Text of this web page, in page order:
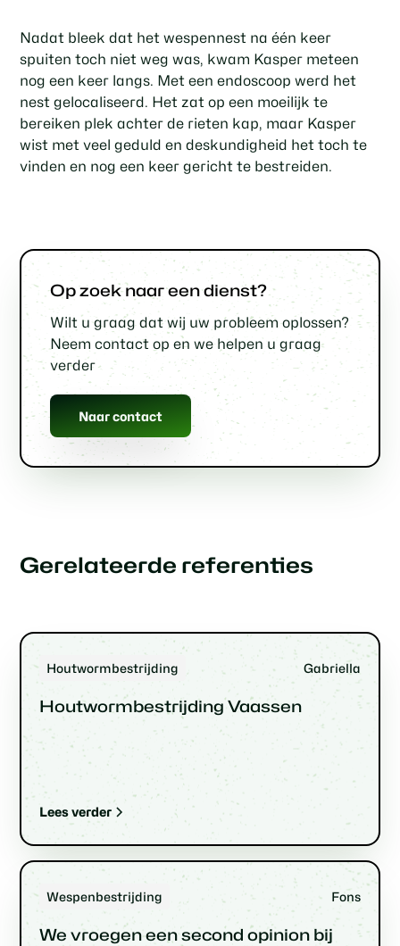
Nadat bleek dat het wespennest na één keer
spuiten toch niet weg was, kwam Kasper meteen
nog een keer langs. Met een endoscoop werd het
nest gelocaliseerd. Het zat op een moeilijk te
bereiken plek achter de rieten kap, maar Kasper
wist met veel geduld en deskundigheid het toch te
vinden en nog een keer gericht te bestreiden.
Op zoek naar een dienst?
Wilt u graag dat wij uw probleem oplossen?
Neem contact op en we helpen u graag
verder
Naar contact
Gerelateerde referenties
Houtwormbestrijding Gabriella
Houtwormbestrijding Vaassen
Lees verder
Wespenbestrijding Fons
We vroegen een second opinion bij